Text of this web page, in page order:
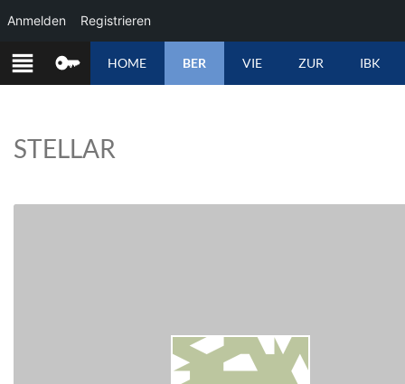
ZUM
INHALT
HOME BER VIE ZUR IBK
STELLAR
Anmelden Registrieren